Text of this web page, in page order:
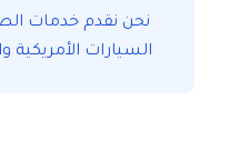
نحن نقدم خدمات
السيارات الأمريكية